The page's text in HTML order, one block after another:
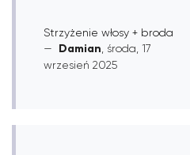
Strzyżenie włosy + broda
Damian , środa, 17
wrzesień 2025